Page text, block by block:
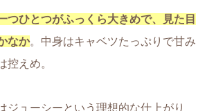
つひとつがふっくら大きめで、見た目
なか。中身はキャベツたっぷりで甘み
控えめ。
ジューシーという理想的な仕上がり